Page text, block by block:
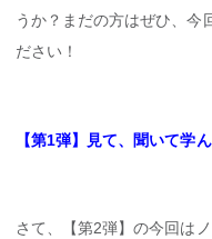
うか？まだの方はぜひ、今
ださい！
【第1弾】見て、聞いて学
さて、【第2弾】の今回は